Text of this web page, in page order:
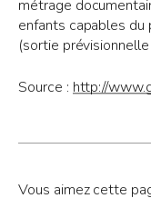
métrage
enfants capables du
(sortie
Source : http://
Vous aimez cette